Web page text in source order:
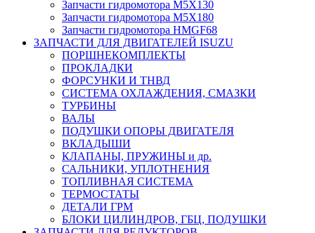
Запчасти гидромотора M5X130
Запчасти гидромотора M5X180
Запчасти гидромотора HMGF68
ЗАПЧАСТИ ДЛЯ ДВИГАТЕЛЕЙ ISUZU
ПОРШНЕКОМПЛЕКТЫ
ПРОКЛАДКИ
ФОРСУНКИ И ТНВД
СИСТЕМА ОХЛАЖДЕНИЯ, СМАЗКИ
ТУРБИНЫ
ВАЛЫ
ПОДУШКИ ОПОРЫ ДВИГАТЕЛЯ
ВКЛАДЫШИ
КЛАПАНЫ, ПРУЖИНЫ и др.
САЛЬНИКИ, УПЛОТНЕНИЯ
ТОПЛИВНАЯ СИСТЕМА
ТЕРМОСТАТЫ
ДЕТАЛИ ГРМ
БЛОКИ ЦИЛИНДРОВ, ГБЦ, ПОДУШКИ